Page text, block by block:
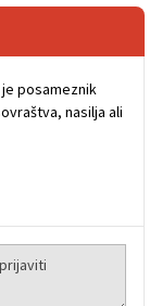
je posameznik
nasilja ali